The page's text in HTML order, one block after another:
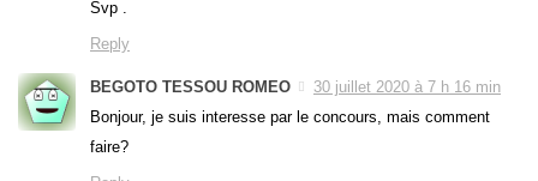
Svp .
Reply
BEGOTO TESSOU ROMEO
30 juillet 2020 à 7 h 16 min
Bonjour, je suis interesse par le concours, mais comment
faire?